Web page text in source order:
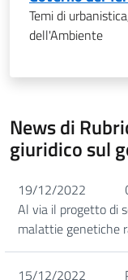
Temi di
dell'Ambiente
News di
giuridico sul
19/12/2022
Al via il progetto di
malattie genetiche
15/12/2022